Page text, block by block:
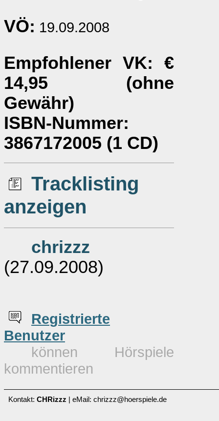
VÖ: 19.09.2008
Empfohlener VK: €
14,95 (ohne
Gewähr)
ISBN-Nummer:
3867172005 (1 CD)
Tracklisting
anzeigen
chrizzz
(27.09.2008)
Registrierte
Benutzer
können Hörspiele
kommentieren
Kontakt: CHRizzz | eMail: chrizzz@hoerspiele.de